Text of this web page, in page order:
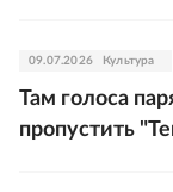
09.07.2026 Культура
Там голоса
пропустить